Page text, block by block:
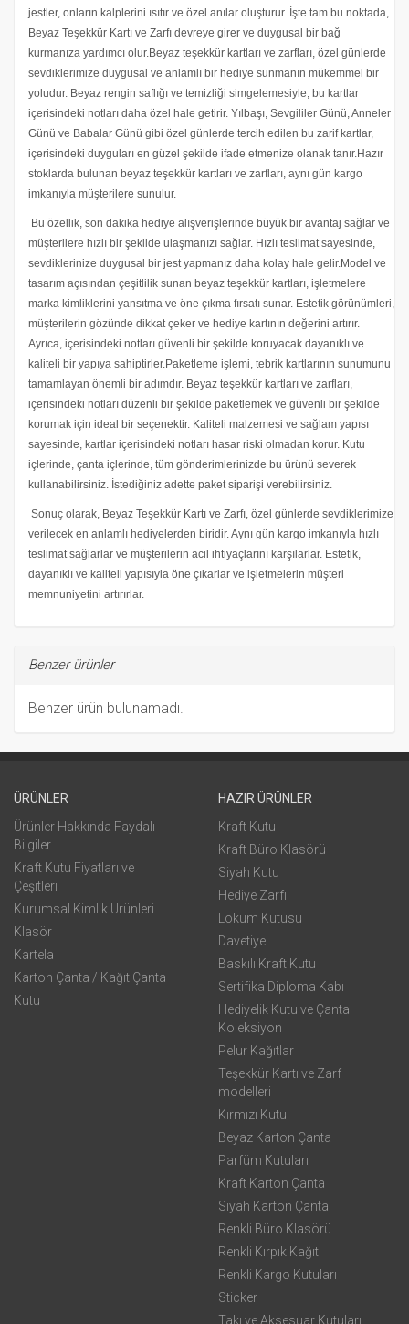
jestler, onların kalplerini ısıtır ve özel anılar oluşturur. İşte tam bu noktada,
Beyaz Teşekkür Kartı ve Zarfı devreye girer ve duygusal bir bağ
kurmanıza yardımcı olur.Beyaz teşekkür kartları ve zarfları, özel günlerde
sevdiklerimize duygusal ve anlamlı bir hediye sunmanın mükemmel bir
yoludur. Beyaz rengin saflığı ve temizliği simgelemesiyle, bu kartlar
içerisindeki notları daha özel hale getirir. Yılbaşı, Sevgililer Günü, Anneler
Günü ve Babalar Günü gibi özel günlerde tercih edilen bu zarif kartlar,
içerisindeki duyguları en güzel şekilde ifade etmenize olanak tanır.Hazır
stoklarda bulunan beyaz teşekkür kartları ve zarfları, aynı gün kargo
imkanıyla müşterilere sunulur.
Bu özellik, son dakika hediye alışverişlerinde büyük bir avantaj sağlar ve
müşterilere hızlı bir şekilde ulaşmanızı sağlar. Hızlı teslimat sayesinde,
sevdiklerinize duygusal bir jest yapmanız daha kolay hale gelir.Model ve
tasarım açısından çeşitlilik sunan beyaz teşekkür kartları, işletmelere
marka kimliklerini yansıtma ve öne çıkma fırsatı sunar. Estetik görünümleri,
müşterilerin gözünde dikkat çeker ve hediye kartının değerini artırır.
Ayrıca, içerisindeki notları güvenli bir şekilde koruyacak dayanıklı ve
kaliteli bir yapıya sahiptirler.Paketleme işlemi, tebrik kartlarının sunumunu
tamamlayan önemli bir adımdır. Beyaz teşekkür kartları ve zarfları,
içerisindeki notları düzenli bir şekilde paketlemek ve güvenli bir şekilde
korumak için ideal bir seçenektir. Kaliteli malzemesi ve sağlam yapısı
sayesinde, kartlar içerisindeki notları hasar riski olmadan korur. Kutu
içlerinde, çanta içlerinde, tüm gönderimlerinizde bu ürünü severek
kullanabilirsiniz. İstediğiniz adette paket siparişi verebilirsiniz.
Sonuç olarak, Beyaz Teşekkür Kartı ve Zarfı, özel günlerde sevdiklerimize
verilecek en anlamlı hediyelerden biridir. Aynı gün kargo imkanıyla hızlı
teslimat sağlarlar ve müşterilerin acil ihtiyaçlarını karşılarlar. Estetik,
dayanıklı ve kaliteli yapısıyla öne çıkarlar ve işletmelerin müşteri
memnuniyetini artırırlar.
Benzer ürünler
Benzer ürün bulunamadı.
ÜRÜNLER
Ürünler Hakkında Faydalı
Bilgiler
Kraft Kutu Fiyatları ve
Çeşitleri
Kurumsal Kimlik Ürünleri
Klasör
Kartela
Karton Çanta / Kağıt Çanta
Kutu
HAZIR ÜRÜNLER
Kraft Kutu
Kraft Büro Klasörü
Siyah Kutu
Hediye Zarfı
Lokum Kutusu
Davetiye
Baskılı Kraft Kutu
Sertifika Diploma Kabı
Hediyelik Kutu ve Çanta
Koleksiyon
Pelur Kağıtlar
Teşekkür Kartı ve Zarf
modelleri
Kırmızı Kutu
Beyaz Karton Çanta
Parfüm Kutuları
Kraft Karton Çanta
Siyah Karton Çanta
Renkli Büro Klasörü
Renkli Kırpık Kağıt
Renkli Kargo Kutuları
Sticker
Takı ve Aksesuar Kutuları